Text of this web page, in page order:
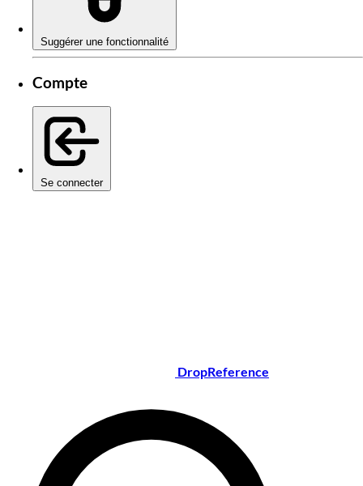
Suggérer une fonctionnalité
Compte
Se connecter
DropReference